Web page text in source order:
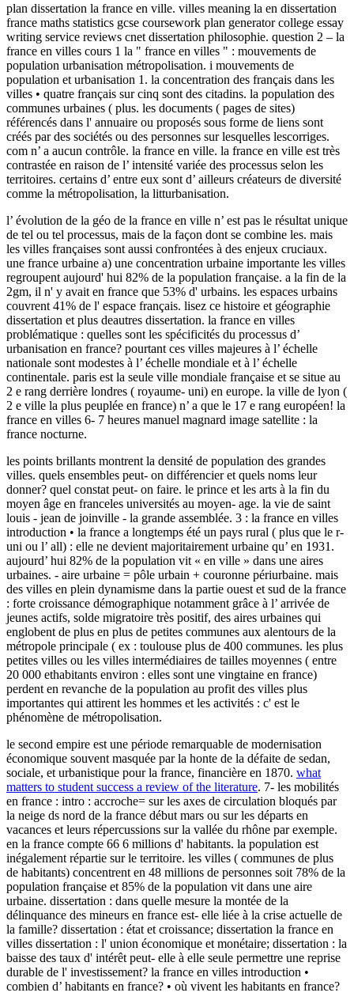
plan dissertation la france en ville. villes meaning la en dissertation
france maths statistics gcse coursework plan generator college essay
writing service reviews cnet dissertation philosophie. question 2 – la
france en villes cours 1 la " france en villes " : mouvements de
population urbanisation métropolisation. i mouvements de
population et urbanisation 1. la concentration des français dans les
villes • quatre français sur cinq sont des citadins. la population des
communes urbaines ( plus. les documents ( pages de sites)
référencés dans l' annuaire ou proposés sous forme de liens sont
créés par des sociétés ou des personnes sur lesquelles lescorriges.
com n’ a aucun contrôle. la france en ville. la france en ville est très
contrastée en raison de l’ intensité variée des processus selon les
territoires. certains d’ entre eux sont d’ ailleurs créateurs de diversité
comme la métropolisation, la litturbanisation.
l’ évolution de la géo de la france en ville n’ est pas le résultat unique
de tel ou tel processus, mais de la façon dont se combine les. mais
les villes françaises sont aussi confrontées à des enjeux cruciaux.
une france urbaine a) une concentration urbaine importante les villes
regroupent aujourd' hui 82% de la population française. a la fin de la
2gm, il n' y avait en france que 53% d' urbains. les espaces urbains
couvrent 41% de l' espace français. lisez ce histoire et géographie
dissertation et plus deautres dissertation. la france en villes
problématique : quelles sont les spécificités du processus d’
urbanisation en france? pourtant ces villes majeures à l’ échelle
nationale sont modestes à l’ échelle mondiale et à l’ échelle
continentale. paris est la seule ville mondiale française et se situe au
2 e rang derrière londres ( royaume- uni) en europe. la ville de lyon (
2 e ville la plus peuplée en france) n’ a que le 17 e rang européen! la
france en villes 6- 7 heures manuel magnard image satellite : la
france nocturne.
les points brillants montrent la densité de population des grandes
villes. quels ensembles peut- on différencier et quels noms leur
donner? quel constat peut- on faire. le prince et les arts à la fin du
moyen âge en franceles universités au moyen- age. la vie de saint
louis - jean de joinville - la grande assemblée. 3 : la france en villes
introduction • la france a longtemps été un pays rural ( plus que le r-
uni ou l’ all) : elle ne devient majoritairement urbaine qu’ en 1931.
aujourd’ hui 82% de la population vit « en ville » dans une aires
urbaines. - aire urbaine = pôle urbain + couronne périurbaine. mais
des villes en plein dynamisme dans la partie ouest et sud de la france
: forte croissance démographique notamment grâce à l’ arrivée de
jeunes actifs, solde migratoire très positif, des aires urbaines qui
englobent de plus en plus de petites communes aux alentours de la
métropole principale ( ex : toulouse plus de 400 communes. les plus
petites villes ou les villes intermédiaires de tailles moyennes ( entre
20 000 ethabitants environ : elles sont une vingtaine en france)
perdent en revanche de la population au profit des villes plus
importantes qui attirent les hommes et les activités : c' est le
phénomène de métropolisation.
le second empire est une période remarquable de modernisation
économique souvent masquée par la honte de la défaite de sedan,
sociale, et urbanistique pour la france, financière en 1870. what
matters to student success a review of the literature. 7- les mobilités
en france : intro : accroche= sur les axes de circulation bloqués par
la neige ds nord de la france début mars ou sur les départs en
vacances et leurs répercussions sur la vallée du rhône par exemple.
en la france compte 66 6 millions d' habitants. la population est
inégalement répartie sur le territoire. les villes ( communes de plus
de habitants) concentrent en 48 millions de personnes soit 78% de la
population française et 85% de la population vit dans une aire
urbaine. dissertation : dans quelle mesure la montée de la
délinquance des mineurs en france est- elle liée à la crise actuelle de
la famille? dissertation : état et croissance; dissertation la france en
villes dissertation : l' union économique et monétaire; dissertation : la
baisse des taux d' intérêt peut- elle à elle seule permettre une reprise
durable de l' investissement? la france en villes introduction •
combien d’ habitants en france? • où vivent les habitants en france?